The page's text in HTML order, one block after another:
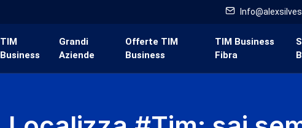
TIM
Business
Grandi
Aziende
Offerte TIM
Business
TIM Business
Fibra